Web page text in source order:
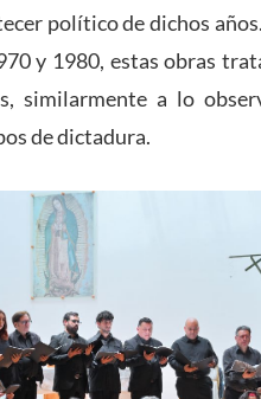
político de dichos
y 1980, estas obras
similarmente a lo
de dictadura.